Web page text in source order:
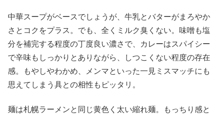
中華スープがベースでしょうが、牛乳とバターがまろやか
さとコクをプラス。でも、全くミルク臭くない。味噌も塩
分を補完する程度の丁度良い濃さで、カレーはスパイシー
で辛味もしっかりとありながら、しつこくない程度の存在
感。もやしやわかめ、メンマといった一見ミスマッチにも
思えてしまう具との相性もピッタリ。
麺は札幌ラーメンと同じ黄色く太い縮れ麺。もっちり感と